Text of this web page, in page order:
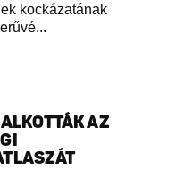
kockázatának
AZ